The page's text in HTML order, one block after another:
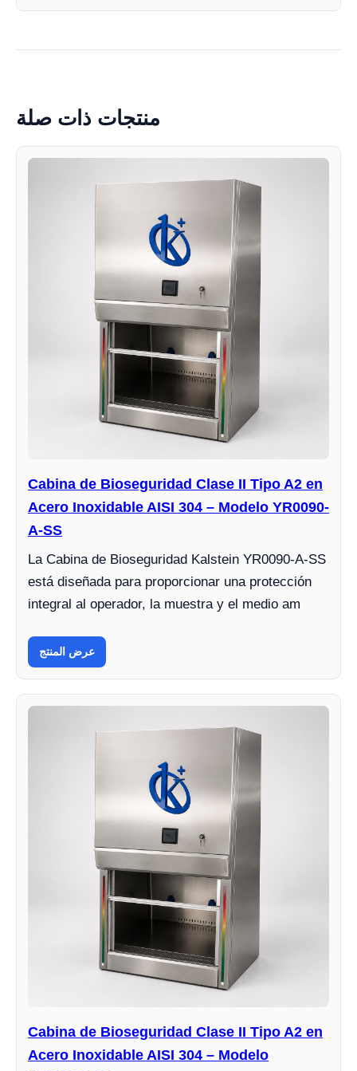
منتجات ذات صلة
Cabina de Bioseguridad Clase II Tipo A2 en
Acero Inoxidable AISI 304 – Modelo YR0090-
A-SS
La Cabina de Bioseguridad Kalstein YR0090-A-SS
está diseñada para proporcionar una protección
integral al operador, la muestra y el medio am
عرض المنتج
Cabina de Bioseguridad Clase II Tipo A2 en
Acero Inoxidable AISI 304 – Modelo